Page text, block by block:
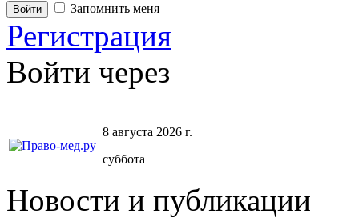
Запомнить меня
Регистрация
Войти через
8 августа 2026 г.
суббота
Новости и публикации